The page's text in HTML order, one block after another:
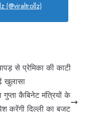
(@viraltrollz)
से प्रेमिका की काटी
खुलासा
कैबिनेट मंत्रियों के
करेंगी दिल्ली का बजट